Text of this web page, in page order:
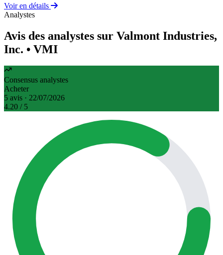
Voir en détails
Analystes
Avis des analystes sur Valmont Industries,
Inc. • VMI
Consensus analystes
Acheter
5 avis · 22/07/2026
4.20 / 5